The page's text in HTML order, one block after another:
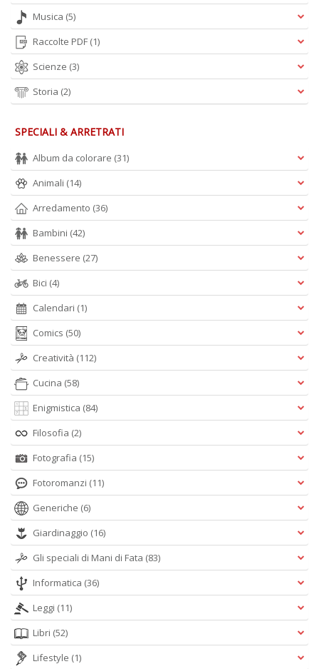
Musica (5)
Raccolte PDF (1)
Scienze (3)
Storia (2)
SPECIALI & ARRETRATI
Album da colorare (31)
Animali (14)
Arredamento (36)
Bambini (42)
Benessere (27)
Bici (4)
Calendari (1)
Comics (50)
Creatività (112)
Cucina (58)
Enigmistica (84)
Filosofia (2)
Fotografia (15)
Fotoromanzi (11)
Generiche (6)
Giardinaggio (16)
Gli speciali di Mani di Fata (83)
Informatica (36)
Leggi (11)
Libri (52)
Lifestyle (1)